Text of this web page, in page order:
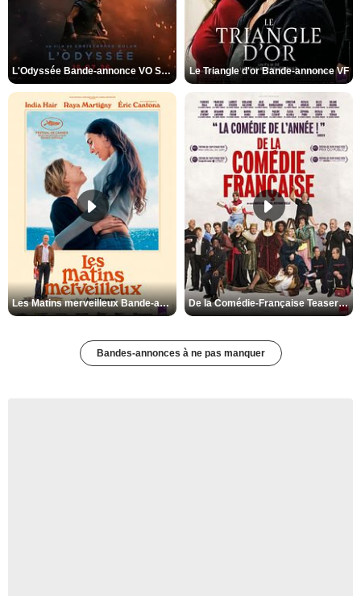
L'Odyssée Bande-annonce VO STFR Le Triangle d'or Bande-annonce VF
Les Matins merveilleux Bande-annonce VF De la Comédie-Française Teaser VF
Bandes-annonces à ne pas manquer